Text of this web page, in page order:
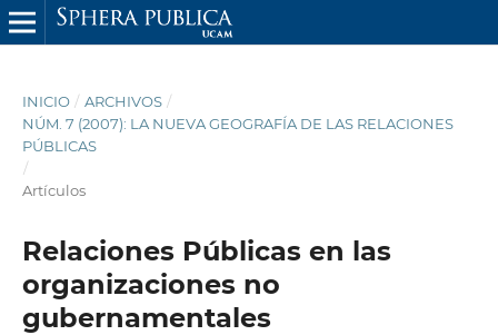
INICIO / ARCHIVOS /
NÚM. 7 (2007): LA NUEVA GEOGRAFÍA DE LAS RELACIONES
PÚBLICAS
/
Artículos
Relaciones Públicas en las
organizaciones no
gubernamentales